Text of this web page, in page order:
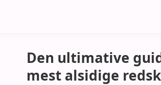
Den ultimative
mest alsidige